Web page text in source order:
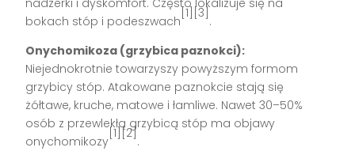
nadżerki i dyskomfort. Często lokalizuje się na
bokach stóp i podeszwach
[1][3]
.
Onychomikoza (grzybica paznokci):
Niejednokrotnie towarzyszy powyższym formom
grzybicy stóp. Atakowane paznokcie stają się
żółtawe, kruche, matowe i łamliwe. Nawet 30–50%
osób z przewlekłą grzybicą stóp ma objawy
onychomikozy
[1][2]
.